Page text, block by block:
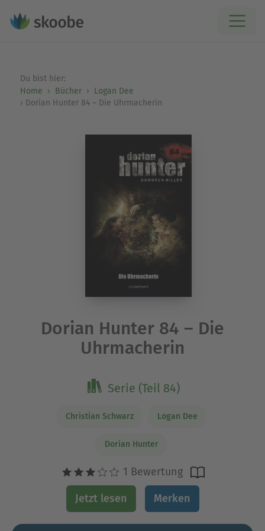
Du bist hier:
Home
Bücher
Logan Dee
Dorian Hunter 84 – Die Uhrmacherin
Dorian Hunter 84 – Die
Uhrmacherin
Serie (Teil 84)
Christian Schwarz Logan Dee
Dorian Hunter
1 Bewertung
Jetzt lesen Merken